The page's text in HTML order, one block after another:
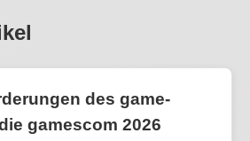
des game-
gamescom 2026